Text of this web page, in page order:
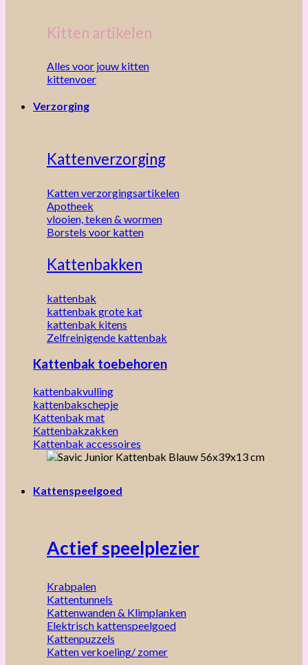
Kitten artikelen
Alles voor jouw kitten
kittenvoer
Verzorging
Kattenverzorging
Katten verzorgingsartikelen
Apotheek
vlooien, teken & wormen
Borstels voor katten
Kattenbakken
kattenbak
kattenbak grote kat
kattenbak kitens
Zelfreinigende kattenbak
Kattenbak toebehoren
kattenbakvulling
kattenbakschepje
Kattenbak mat
Kattenbakzakken
Kattenbak accessoires
Kattenspeelgoed
Actief speelplezier
Krabpalen
Kattentunnels
Kattenwanden & Klimplanken
Elektrisch kattenspeelgoed
Kattenpuzzels
Katten verkoeling/ zomer